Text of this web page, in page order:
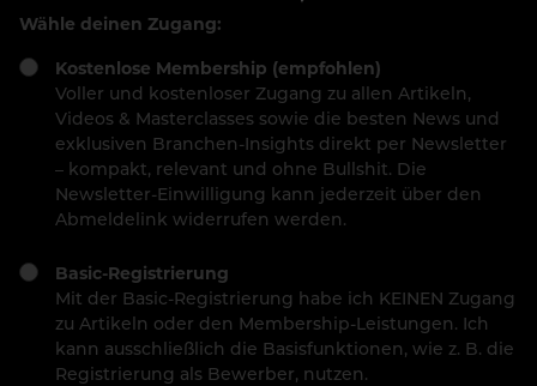
Wähle deinen Zugang:
Kostenlose Membership (empfohlen)
Voller und kostenloser Zugang zu allen Artikeln,
Videos & Masterclasses sowie die besten News und
exklusiven Branchen-Insights direkt per Newsletter
– kompakt, relevant und ohne Bullshit. Die
Newsletter-Einwilligung kann jederzeit über den
Abmeldelink widerrufen werden.
Basic-Registrierung
Mit der Basic-Registrierung habe ich KEINEN Zugang
zu Artikeln oder den Membership-Leistungen. Ich
kann ausschließlich die Basisfunktionen, wie z. B. die
Registrierung als Bewerber, nutzen.